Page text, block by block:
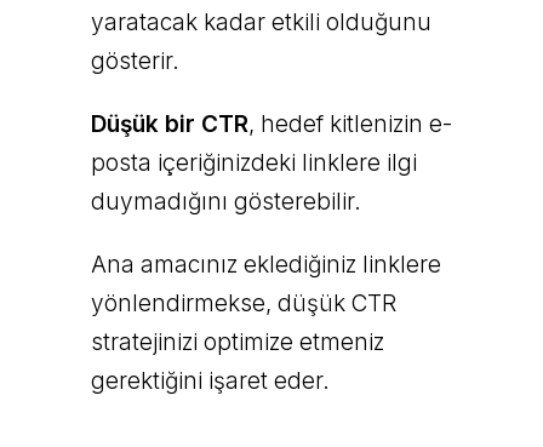
yaratacak kadar etkili olduğunu
gösterir.
Düşük bir CTR, hedef kitlenizin e-
posta içeriğinizdeki linklere ilgi
duymadığını gösterebilir.
Ana amacınız eklediğiniz linklere
yönlendirmekse, düşük CTR
stratejinizi optimize etmeniz
gerektiğini işaret eder.